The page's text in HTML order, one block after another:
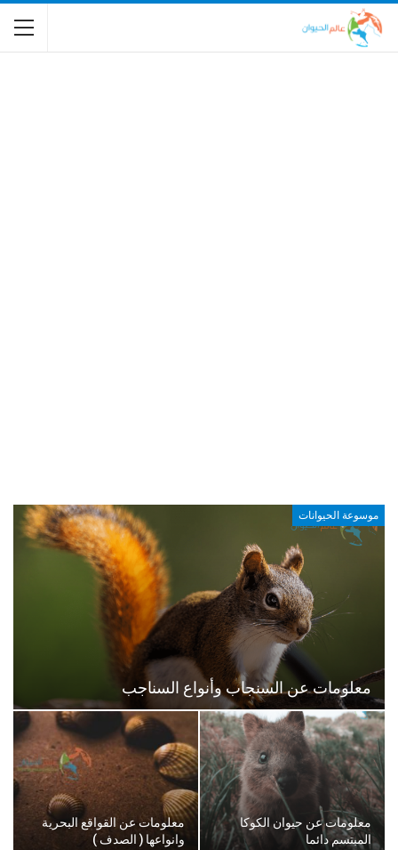
موسوعة الحيوانات
معلومات عن السنجاب وأنواع السناجب
معلومات عن حيوان الكوكا
المبتسم دائما
معلومات عن القواقع البحرية
وانواعها ( الصدف )